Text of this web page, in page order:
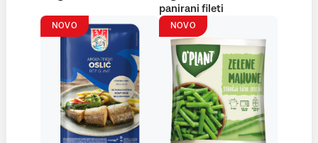
panirani fileti
NOVO NOVO